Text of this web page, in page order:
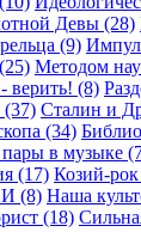
Девы (28)
(9)
Методом
верить! (8)
(37) Сталин и
(34)
в музыке
(17) Козий-
(8) Наша
(18)